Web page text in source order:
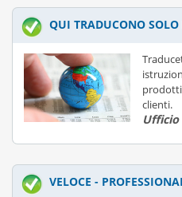
QUI TRADUCONO
clienti.
VELOCE -